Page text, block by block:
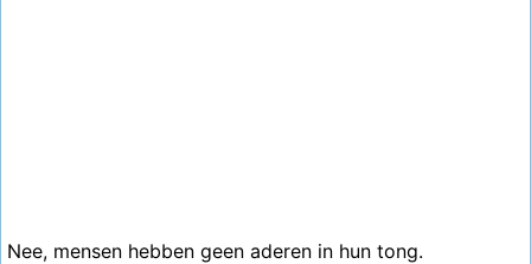
Nee, mensen hebben geen aderen in hun tong.